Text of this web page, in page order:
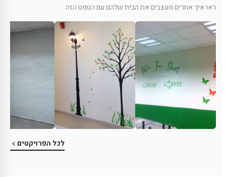
ראו איך אחרים מעצבים את הבית שלהם עם הטפט הזה
לכל הפרויקטים